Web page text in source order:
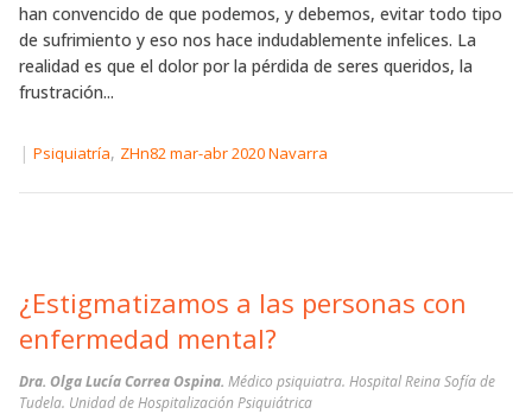
han convencido de que podemos, y debemos, evitar todo tipo
de sufrimiento y eso nos hace indudablemente infelices. La
realidad es que el dolor por la pérdida de seres queridos, la
frustración...
| Psiquiatría, ZHn82 mar-abr 2020 Navarra
¿Estigmatizamos a las personas con
enfermedad mental?
Dra. Olga Lucía Correa Ospina. Médico psiquiatra. Hospital Reina Sofía de
Tudela. Unidad de Hospitalización Psiquiátrica